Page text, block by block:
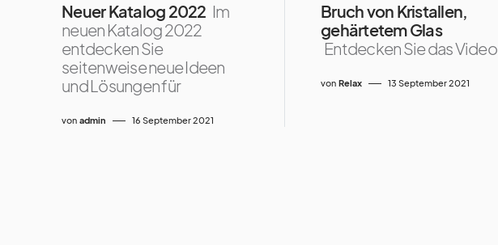
Neuer Katalog 2022 Im
neuen Katalog 2022
entdecken Sie
seitenweise neue Ideen
und Lösungen für
von admin 16 September 2021
Bruch von Kristallen,
gehärtetem Glas
Entdecken Sie das Video
von Relax 13 September 2021